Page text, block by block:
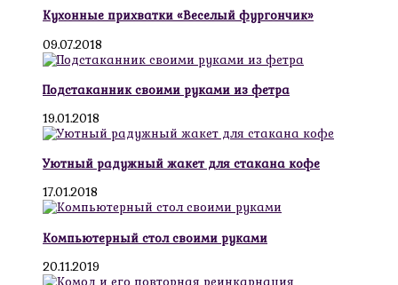
Кухонные прихватки «Веселый фургончик»
09.07.2018
Подстаканник своими руками из фетра
19.01.2018
Уютный радужный жакет для стакана кофе
17.01.2018
Компьютерный стол своими руками
20.11.2019